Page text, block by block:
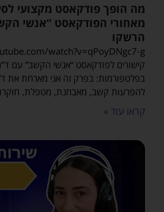
מה הופך פודקאסט מקצועי
מאחורי הפודקאסט “אנשי
הרשקו
watch?v=qPoyDNgc7-g
קישורים לפודקאסט “אנשי הקשב” עם
בפלטפורמות: בפרק זה אני מארחת את
להפרעות קשב, מאבחנת, מטפלת, חוקרת
קראו עוד »